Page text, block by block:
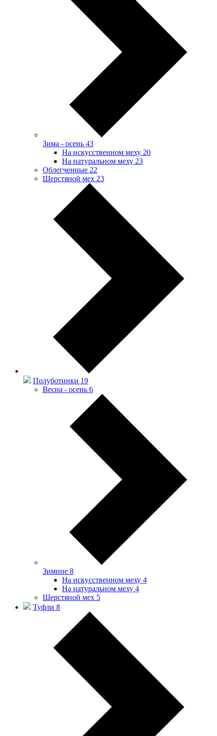
Зима - осень 43
На искусственном меху 20
На натуральном меху 23
Облегченные 22
Шерстяной мех 23
Полуботинки 19
Весна - осень 6
Зимние 8
На искусственном меху 4
На натуральном меху 4
Шерстяной мех 5
Туфли 8